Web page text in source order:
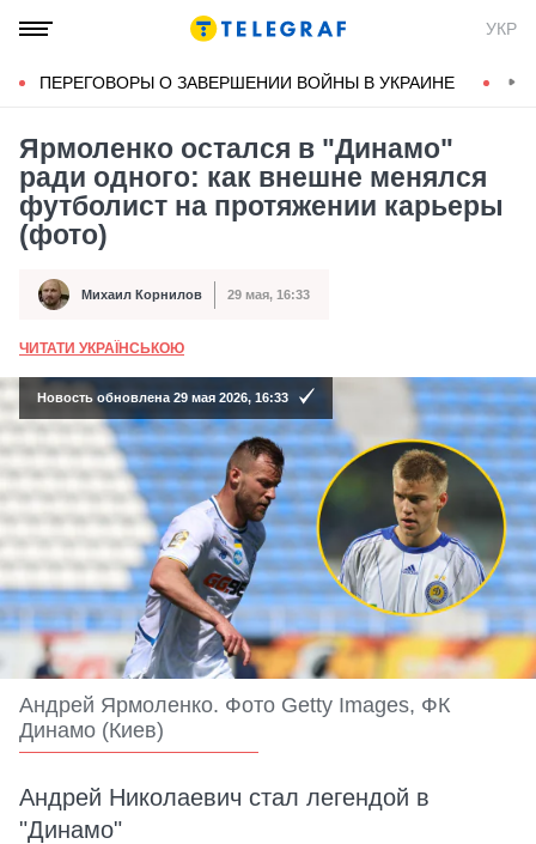
УКР
ПЕРЕГОВОРЫ О ЗАВЕРШЕНИИ ВОЙНЫ В УКРАИНЕ
Ярмоленко остался в "Динамо"
ради одного: как внешне менялся
футболист на протяжении карьеры
(фото)
Автор Михаил Корнилов
Дата публикации 29 мая, 16:33
ЧИТАТИ УКРАЇНСЬКОЮ
Новость обновлена 29 мая 2026, 16:33
Андрей Ярмоленко. Фото Getty Images, ФК
Динамо (Киев)
Андрей Николаевич стал легендой в
"Динамо"